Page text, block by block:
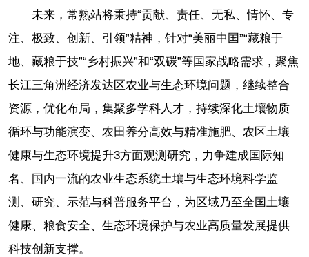
未来，常熟站将秉持“贡献、责任、无私、情怀、专
注、极致、创新、引领”精神，针对“美丽中国”“藏粮于
地、藏粮于技”“乡村振兴”和“双碳”等国家战略需求，聚焦
长江三角洲经济发达区农业与生态环境问题，继续整合
资源，优化布局，集聚多学科人才，持续深化土壤物质
循环与功能演变、农田养分高效与精准施肥、农区土壤
健康与生态环境提升3方面观测研究，力争建成国际知
名、国内一流的农业生态系统土壤与生态环境科学监
测、研究、示范与科普服务平台，为区域乃至全国土壤
健康、粮食安全、生态环境保护与农业高质量发展提供
科技创新支撑。